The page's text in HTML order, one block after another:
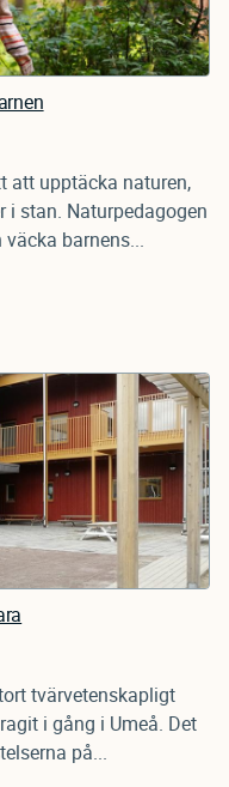
att upptäcka naturen,
i stan. Naturpedagogen
barnens...
tvärvetenskapligt
i gång i Umeå. Det
på...